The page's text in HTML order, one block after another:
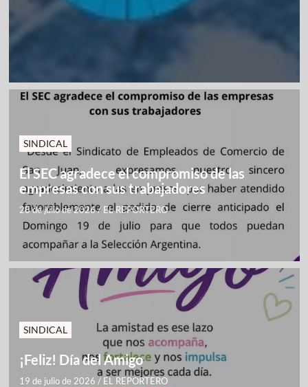
SINDICAL
El SEC agradece el compromiso de las
empresas con sus trabajadores
28 de julio de 2026/ EL REPORTERO
SINDICAL
¡Feliz! Día del Amigo
19 de julio de 2026 / EL REPORTERO